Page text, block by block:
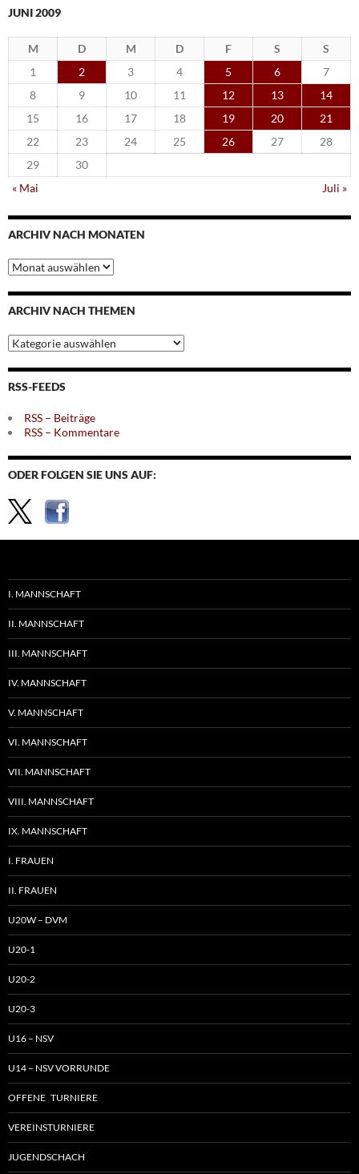
JUNI 2009
M D M D F S
S
1
2 3 4 5 6
7
8
9 10 11 12 13
14
15
16 17 18 19 20
21
22
23 24 25 26 27
28
29
30
« Mai
Juli »
ARCHIV NACH MONATEN
Archiv
nach
Monaten
ARCHIV NACH THEMEN
Archiv
nach
Themen
RSS-FEEDS
RSS – Beiträge
RSS – Kommentare
ODER FOLGEN SIE UNS AUF:
I. MANNSCHAFT
II. MANNSCHAFT
III. MANNSCHAFT
IV. MANNSCHAFT
V. MANNSCHAFT
VI. MANNSCHAFT
VII. MANNSCHAFT
VIII. MANNSCHAFT
IX. MANNSCHAFT
I. FRAUEN
II. FRAUEN
U20W – DVM
U20-1
U20-2
U20-3
U16 – NSV
U14 – NSV VORRUNDE
OFFENE TURNIERE
VEREINSTURNIERE
JUGENDSCHACH